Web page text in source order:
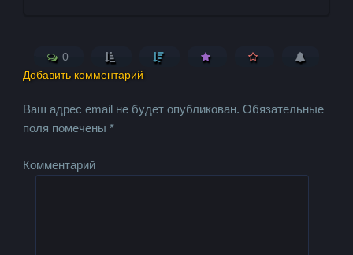
0
Добавить комментарий
Ваш адрес email не будет опубликован. Обязательные
поля помечены*
Комментарий